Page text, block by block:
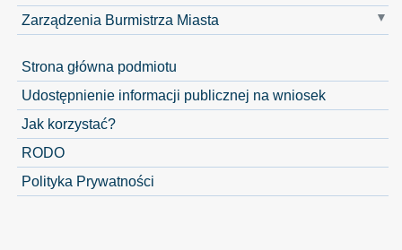
Zarządzenia Burmistrza Miasta
Strona główna podmiotu
Udostępnienie informacji publicznej na wniosek
Jak korzystać?
RODO
Polityka Prywatności